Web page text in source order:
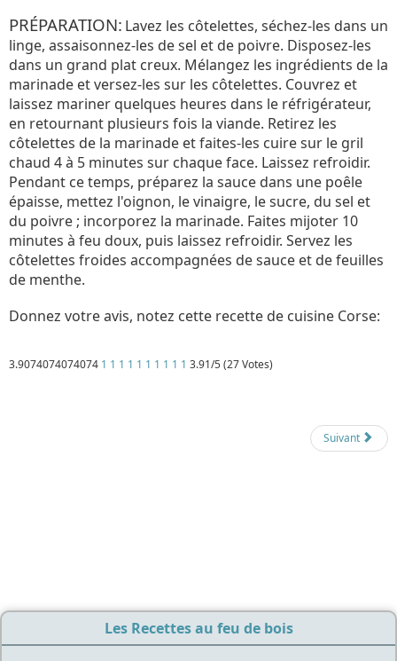
PRÉPARATION: Lavez les côtelettes, séchez-les dans un
linge, assaisonnez-les de sel et de poivre. Disposez-les
dans un grand plat creux. Mélangez les ingrédients de la
marinade et versez-les sur les côtelettes. Couvrez et
laissez mariner quelques heures dans le réfrigérateur,
en retournant plusieurs fois la viande. Retirez les
côtelettes de la marinade et faites-les cuire sur le gril
chaud 4 à 5 minutes sur chaque face. Laissez refroidir.
Pendant ce temps, préparez la sauce dans une poêle
épaisse, mettez l'oignon, le vinaigre, le sucre, du sel et
du poivre ; incorporez la marinade. Faites mijoter 10
minutes à feu doux, puis laissez refroidir. Servez les
côtelettes froides accompagnées de sauce et de feuilles
de menthe.
Donnez votre avis, notez cette recette de cuisine Corse:
3.9074074074074 1 1 1 1 1 1 1 1 1 1 3.91/5 (27 Votes)
Suivant
Les Recettes au feu de bois